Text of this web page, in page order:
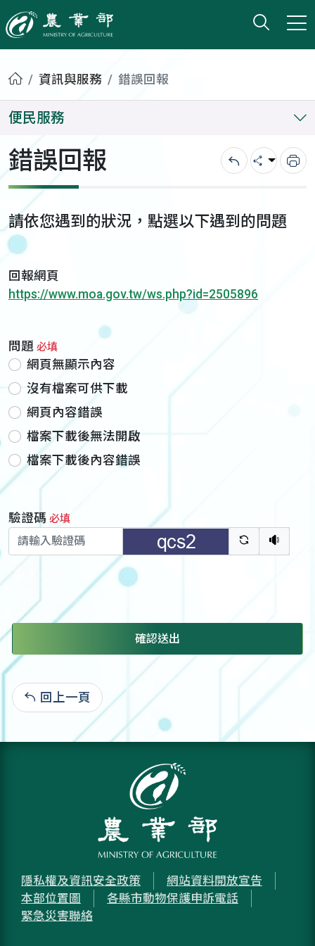
農業部
打開
小版
首頁資訊與服務 錯誤回報
便民服務
錯誤回報 回上一頁
分享 列
請依您遇到的狀況，點選以下遇到的問題
回報網頁
https://www.moa.gov.tw/ws.php?id=2505896
問題 必填
網頁無顯示內容
沒有檔案可供下載
網頁內容錯誤
檔案下載後無法開啟
檔案下載後內容錯誤
驗證碼 必填
驗證碼重新
聽語
確認送出
回上一頁
隱私權及資訊安全政策
網站資料開放宣告
本部位置圖
各縣市動物保護申訴電話
緊急災害聯絡